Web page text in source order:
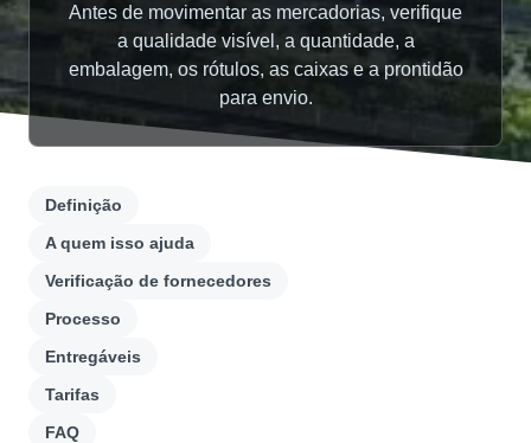
Antes de movimentar as mercadorias, verifique
a qualidade visível, a quantidade, a
embalagem, os rótulos, as caixas e a prontidão
para envio.
Definição
A quem isso ajuda
Verificação de fornecedores
Processo
Entregáveis
Tarifas
FAQ